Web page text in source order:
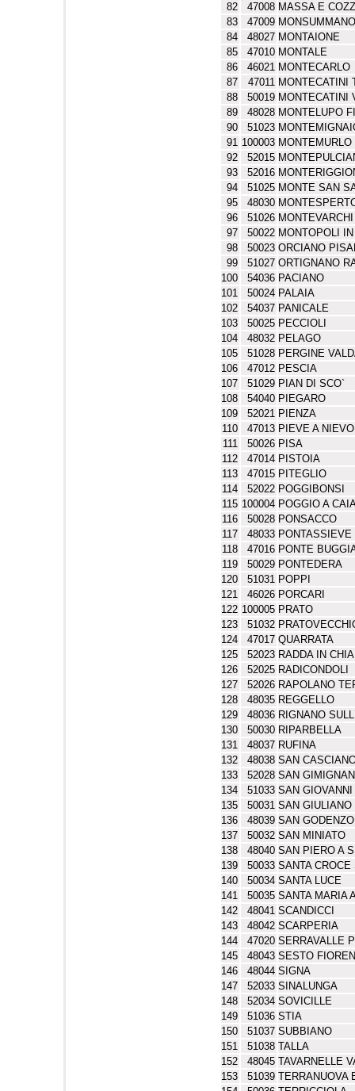
82
47008 MASSA E
83
47009
84
48027 MONTAIONE
85
47010 MONTALE
86
46021 MONTECARLO
87
47011 MONTECATINI
88
50019 MONTECATINI
89
48028 MONTELUPO
90
51023
91 100003 MONTEMURLO
92
52015
93
52016
94
51025 MONTE SAN
95
48030
96
51026 MONTEVARCHI
97
50022 MONTOPOLI
98
50023 ORCIANO
99
51027 ORTIGNANO
100
54036 PACIANO
101
50024 PALAIA
102
54037 PANICALE
103
50025 PECCIOLI
104
48032 PELAGO
105
51028 PERGINE
106
47012 PESCIA
107
51029 PIAN DI SCO`
108
54040 PIEGARO
109
52021 PIENZA
110
47013 PIEVE A
111
50026 PISA
112
47014 PISTOIA
113
47015 PITEGLIO
114
52022 POGGIBONSI
115 100004 POGGIO A
116
50028 PONSACCO
117
48033 PONTASSIEVE
118
47016 PONTE
119
50029 PONTEDERA
120
51031 POPPI
121
46026 PORCARI
122 100005 PRATO
123
51032
124
47017 QUARRATA
125
52023 RADDA IN
126
52025 RADICONDOLI
127
52026 RAPOLANO
128
48035 REGGELLO
129
48036 RIGNANO
130
50030 RIPARBELLA
131
48037 RUFINA
132
48038 SAN
133
52028 SAN
134
51033 SAN
135
50031 SAN
136
48039 SAN GODENZO
137
50032 SAN MINIATO
138
48040 SAN PIERO A
139
50033 SANTA CROCE
140
50034 SANTA LUCE
141
50035 SANTA MARIA
142
48041 SCANDICCI
143
48042 SCARPERIA
144
47020 SERRAVALLE
145
48043 SESTO
146
48044 SIGNA
147
52033 SINALUNGA
148
52034 SOVICILLE
149
51036 STIA
150
51037 SUBBIANO
151
51038 TALLA
152
48045 TAVARNELLE
153
51039 TERRANUOVA